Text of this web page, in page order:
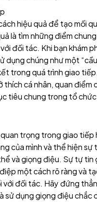
hiệu quả để tạo mối
là tìm những điểm
đối tác. Khi bạn khám
dụng chúng như một
trong quá trình giao
thích cá nhân, quan điểm
tiêu chung trong tổ
trọng trong giao tiếp
của mình và thể hiện
và giọng điệu. Sự tự tin
một cách rõ ràng và
đối tác. Hãy đứng
sử dụng giọng điệu chắc